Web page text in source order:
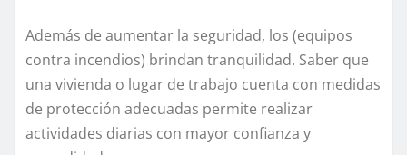
Además de aumentar la seguridad, los (equipos
contra incendios) brindan tranquilidad. Saber que
una vivienda o lugar de trabajo cuenta con medidas
de protección adecuadas permite realizar
actividades diarias con mayor confianza y